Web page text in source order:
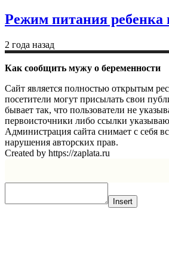
Режим питания ребенка
2 года назад
Как сообщить мужу о беременности
Сайт является полностью открытым
посетители могут присылать свои
бывает так, что пользователи не
первоисточники либо ссылки
Администрация сайта снимает с себя
нарушения авторских прав.
Created by https://zaplata.ru
Insert